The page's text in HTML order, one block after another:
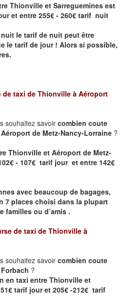
Thionville et Sarreguemines est
et entre 255€ - 260€ tarif nuit
le tarif de nuit peut être
le tarif de jour ! Alors si possible,
de taxi de Thionville à Aéroport
souhaitez savoir combien coute
de Metz-Nancy-Lorraine ?
Thionville et Aéroport de Metz-
- 107€ tarif jour et entre 142€
avec beaucoup de bagages,
7 places choisi dans la plupart
familles ou d’amis .
de taxi de Thionville à
souhaitez savoir combien coute
?
en taxi entre Thionville et
tarif jour et 205€ -212€ tarif